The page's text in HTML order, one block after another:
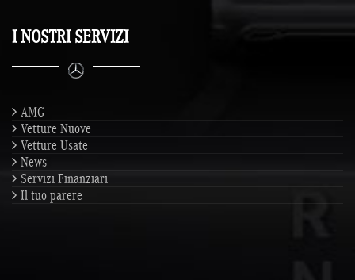
I NOSTRI SERVIZI
AMG
Vetture Nuove
Vetture Usate
News
Servizi Finanziari
Il tuo parere